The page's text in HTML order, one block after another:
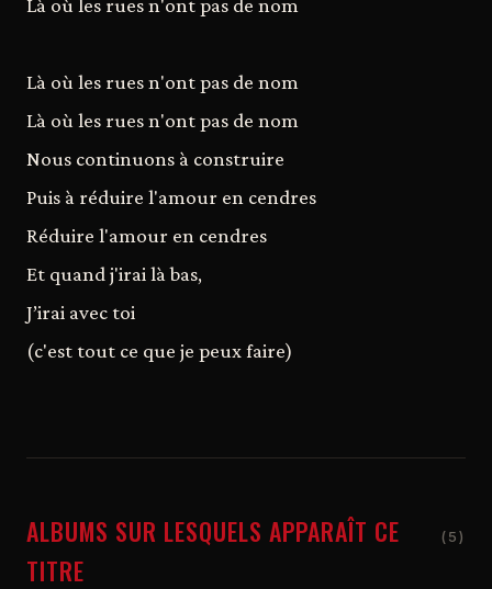
Là où les rues n'ont pas de nom
Là où les rues n'ont pas de nom
Là où les rues n'ont pas de nom
Nous continuons à construire
Puis à réduire l'amour en cendres
Réduire l'amour en cendres
Et quand j'irai là bas,
J’irai avec toi
(c'est tout ce que je peux faire)
ALBUMS SUR LESQUELS APPARAÎT CE
TITRE
(5)